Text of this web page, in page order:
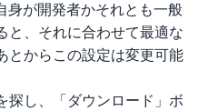
身が開発者かそれとも一般
と、それに合わせて最適な
とからこの設定は変更可能
探し、「ダウンロード」ボ